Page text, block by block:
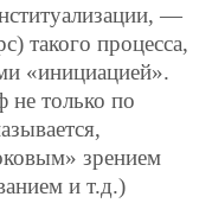
—
такого процесса,
«инициацией».
не только по
зрением
и т.д.)